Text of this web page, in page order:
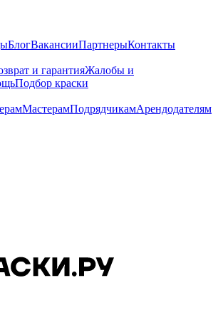
БлогВакансииПартнерыКонтакты
и гарантияЖалобы и
Подбор краски
МастерамПодрядчикамАрендодателям